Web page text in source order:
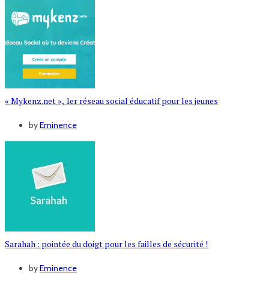
« Mykenz.net », 1er réseau social éducatif pour les jeunes
byEminence
Sarahah : pointée du doigt pour les failles de sécurité !
byEminence